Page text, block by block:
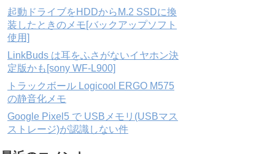
起動ドライブをHDDからM.2 SSDに換
装したときのメモ[バックアップソフト
使用]
LinkBuds は耳をふさがないイヤホン決
定版かも[sony WF-L900]
トラックボール Logicool ERGO M575
の静音化メモ
Google Pixel5 で USBメモリ(USBマス
ストレージ)が認識しない件